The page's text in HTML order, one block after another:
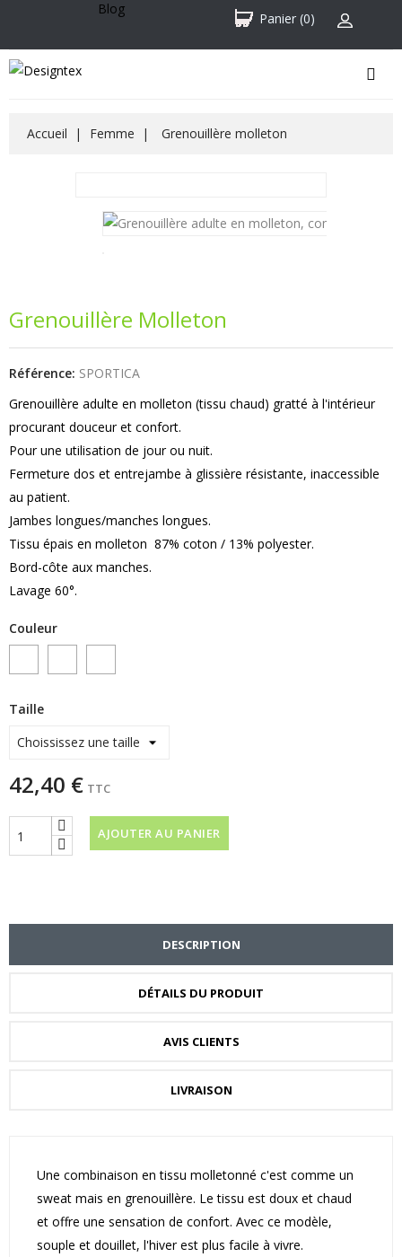
Panier (0)
Blog
Accueil Femme Grenouillère molleton
Grenouillère Molleton
Référence: SPORTICA
Grenouillère adulte en molleton (tissu chaud) gratté à l'intérieur
procurant douceur et confort.
Pour une utilisation de jour ou nuit.
Fermeture dos et entrejambe à glissière résistante, inaccessible
au patient.
Jambes longues/manches longues.
Tissu épais en molleton 87% coton / 13% polyester.
Bord-côte aux manches.
Lavage 60°.
Couleur
gris/blancmarine/cielmarine/mauve
Taille
42,40 € TTC
AJOUTER AU PANIER
DESCRIPTION
DÉTAILS DU PRODUIT
AVIS CLIENTS
LIVRAISON
Une combinaison en tissu molletonné c'est comme un
sweat mais en grenouillère. Le tissu est doux et chaud
et offre une sensation de confort. Avec ce modèle,
souple et douillet, l'hiver est plus facile à vivre.